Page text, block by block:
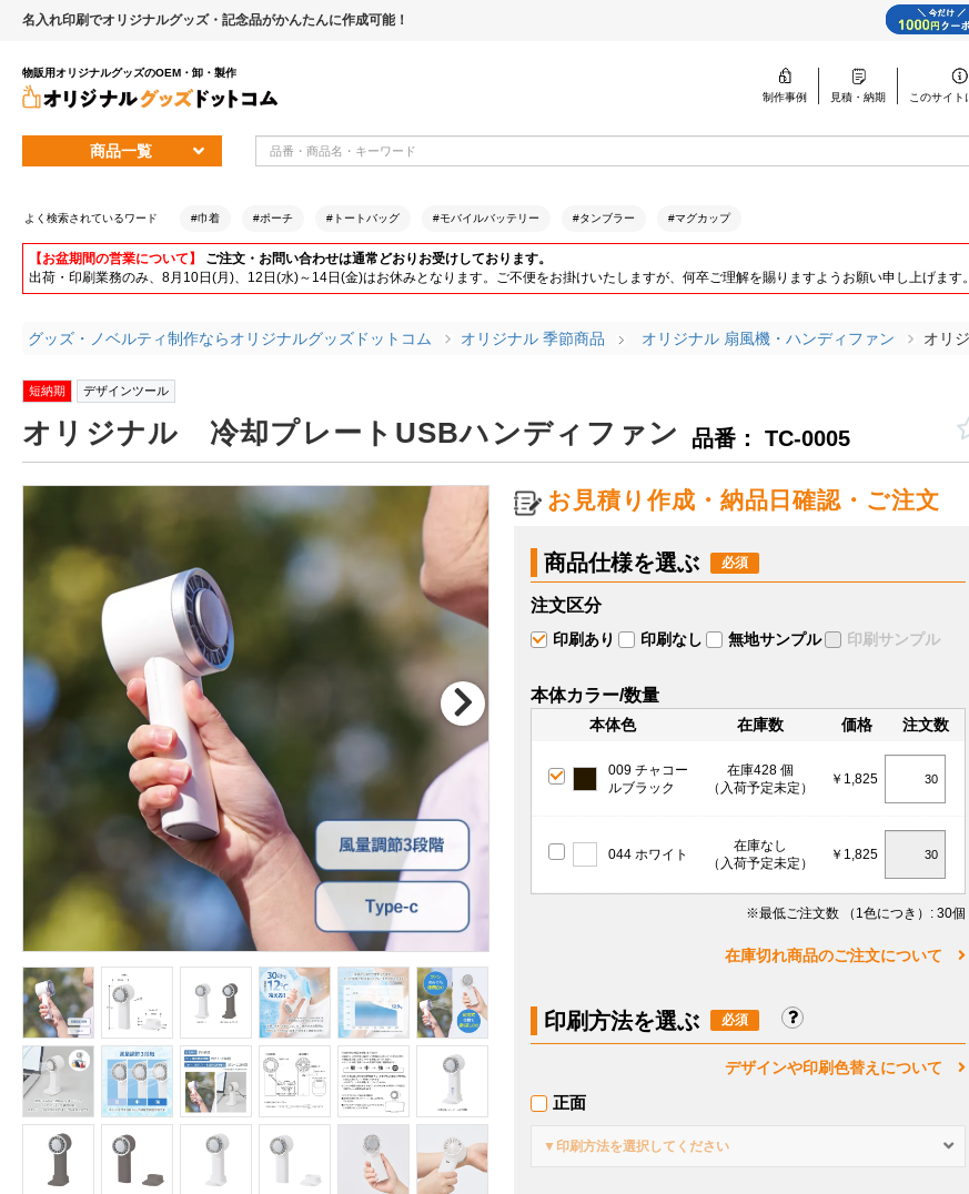
名入れ印刷でオリジナルグッズ・記念品がかんたんに作成可能！
物販用オリジナルグッズのOEM・卸・製作
制作事例
見積・納期 このサイト
商品一覧
よく検索されているワード #巾着 #ポーチ #トートバッグ #モバイルバッテリー #タンブラー #マグカップ
【お盆期間の営業について】
ご注文・お問い合わせは通常どおりお受けしております。
出荷・印刷業務のみ、8月10日(月)、12日(水)～14日(金)はお休みとなります。ご不便をお掛けいたしますが、何卒ご理解を賜りますようお願い申し上げます。
グッズ・ノベルティ制作ならオリジナルグッズドットコム オリジナル 季節商品 オリジナル 扇風機・ハンディファン オリ
短納期 デザインツール
オリジナル 冷却プレートUSBハンディファン 品番： TC-0005
お見積り作成・納品日確認・ご注文
商品仕様を選ぶ
注文区分
印刷あり 印刷なし 無地サンプル 印刷サンプル
本体カラー/数量
本体色 在庫数 価格 注文数
009 チャコー
ルブラック
在庫428 個
（入荷予定未定）
￥1,825
044 ホワイト
在庫なし
（入荷予定未定）
￥1,825
※最低ご注文数 （1色につき） : 30個
在庫切れ商品のご注文について
印刷方法を選ぶ
デザインや印刷色替えについて
正面
▼印刷方法を選択してください